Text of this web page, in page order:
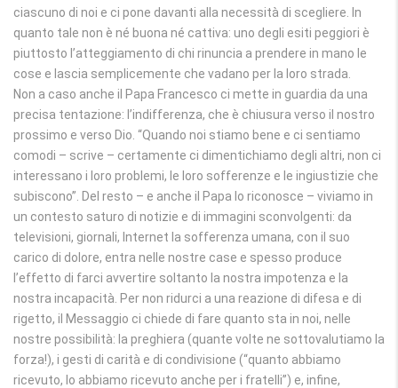
ciascuno di noi e ci pone davanti alla necessità di scegliere. In
quanto tale non è né buona né cattiva: uno degli esiti peggiori è
piuttosto l’atteggiamento di chi rinuncia a prendere in mano le
cose e lascia semplicemente che vadano per la loro strada.
Non a caso anche il Papa Francesco ci mette in guardia da una
precisa tentazione: l’indifferenza, che è chiusura verso il nostro
prossimo e verso Dio. “Quando noi stiamo bene e ci sentiamo
comodi – scrive – certamente ci dimentichiamo degli altri, non ci
interessano i loro problemi, le loro sofferenze e le ingiustizie che
subiscono”. Del resto – e anche il Papa lo riconosce – viviamo in
un contesto saturo di notizie e di immagini sconvolgenti: da
televisioni, giornali, Internet la sofferenza umana, con il suo
carico di dolore, entra nelle nostre case e spesso produce
l’effetto di farci avvertire soltanto la nostra impotenza e la
nostra incapacità. Per non ridurci a una reazione di difesa e di
rigetto, il Messaggio ci chiede di fare quanto sta in noi, nelle
nostre possibilità: la preghiera (quante volte ne sottovalutiamo la
forza!), i gesti di carità e di condivisione (“quanto abbiamo
ricevuto, lo abbiamo ricevuto anche per i fratelli”) e, infine,